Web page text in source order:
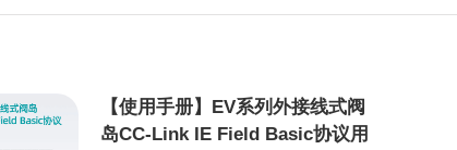
【使用手册】EV系列外接线式阀
岛CC-Link IE Field Basic协议用